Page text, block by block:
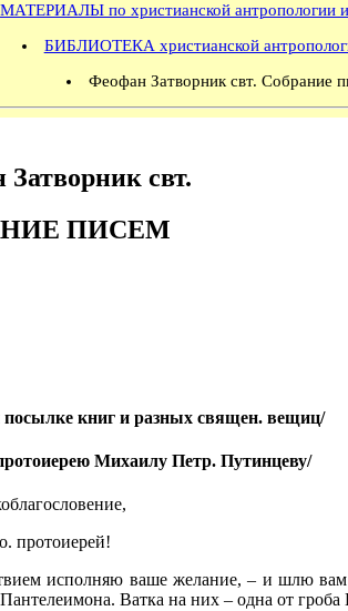
МАТЕРИАЛЫ по христианской антропологии и
БИБЛИОТЕКА христианской
Феофан Затворник свт. Собрание
свт.
ПИСЕМ
книг и разных священ. вещиц/
Михаилу Петр. Путинцеву/
протоиерей!
исполняю ваше желание, – и шлю вам
Ватка на них – одна от